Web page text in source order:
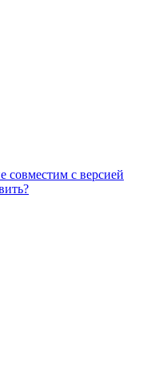
совместим с версией